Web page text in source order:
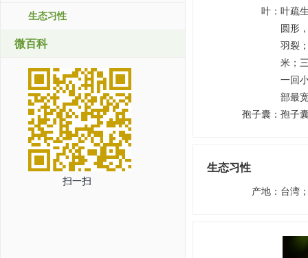
生态习性
微百科
扫一扫
叶 ： 叶疏
圆形
羽裂
米；
一回
部最
孢子囊 ： 孢子
生态习性
产地 ： 台湾